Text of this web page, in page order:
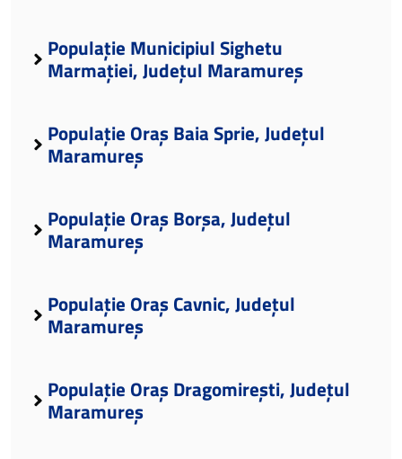
Populație Municipiul Sighetu
Marmației, Județul Maramureș
Populație Oraș Baia Sprie, Județul
Maramureș
Populație Oraș Borșa, Județul
Maramureș
Populație Oraș Cavnic, Județul
Maramureș
Populație Oraș Dragomirești, Județul
Maramureș